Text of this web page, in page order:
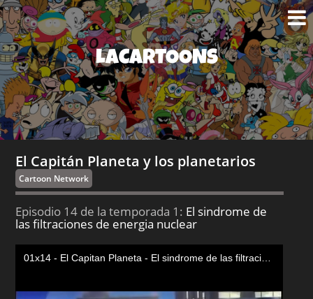
LACARTOONS
El Capitán Planeta y los planetarios
Cartoon Network
Episodio 14 de la temporada 1: El sindrome de
las filtraciones de energia nuclear